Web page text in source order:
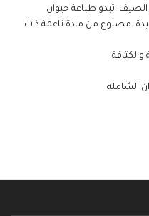
تبدو طباعة حيوان
مصنوع من مادة ناعمة ذات
الشاملة